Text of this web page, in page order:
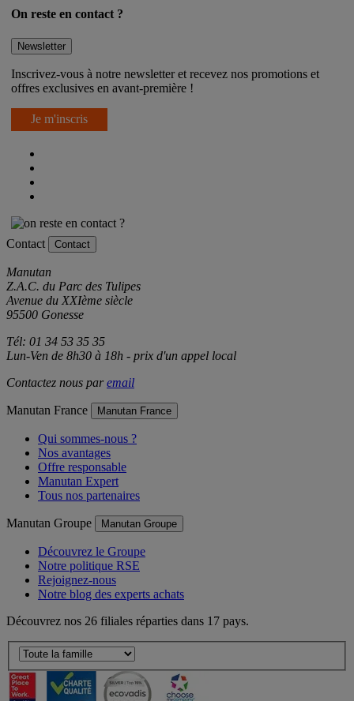
On reste en contact ?
Newsletter
Inscrivez-vous à notre newsletter et recevez nos promotions et
offres exclusives en avant-première !
Je m'inscris
Contact Contact
Manutan
Z.A.C. du Parc des Tulipes
Avenue du XXIème siècle
95500 Gonesse
Tél: 01 34 53 35 35
Lun-Ven de 8h30 à 18h - prix d'un appel local
Contactez nous paremail
Manutan France Manutan France
Qui sommes-nous ?
Nos avantages
Offre responsable
Manutan Expert
Tous nos partenaires
Manutan Groupe Manutan Groupe
Découvrez le Groupe
Notre politique RSE
Rejoignez-nous
Notre blog des experts achats
Découvrez nos 26 filiales réparties dans 17 pays.